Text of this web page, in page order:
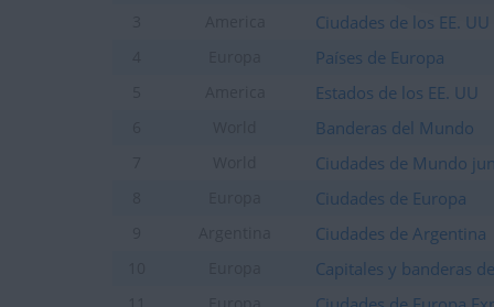
Ciudades de los EE. UU
Países de Europa
Estados de los EE. UU
Banderas del Mundo
Ciudades de Mundo
Ciudades de Europa
Ciudades de Argentina
Capitales y banderas